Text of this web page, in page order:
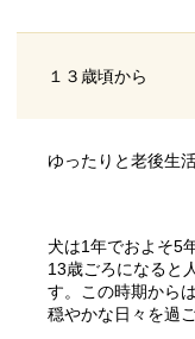
１３歳頃から
ゆったりと老後生
犬は1年でおよそ5
13歳ごろになると
す。この時期から
穏やかな日々を過